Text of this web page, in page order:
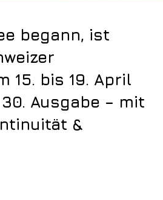
begann, ist
15. bis 19. April
Ausgabe – mit
&